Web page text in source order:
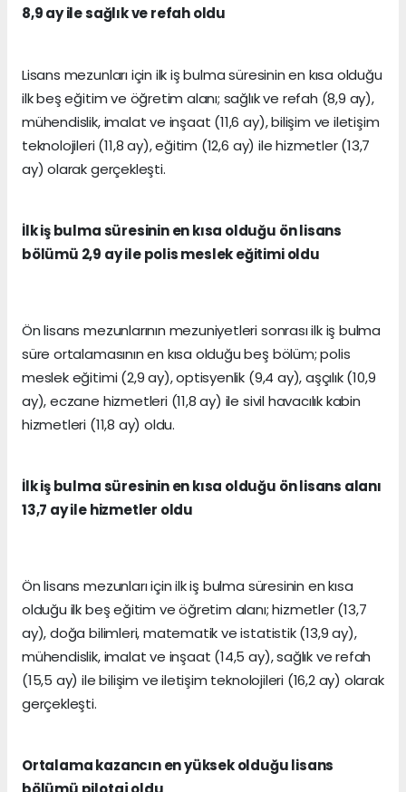
8,9 ay ile sağlık ve refah oldu
Lisans mezunları için ilk iş bulma süresinin en kısa olduğu
ilk beş eğitim ve öğretim alanı; sağlık ve refah (8,9 ay),
mühendislik, imalat ve inşaat (11,6 ay), bilişim ve iletişim
teknolojileri (11,8 ay), eğitim (12,6 ay) ile hizmetler (13,7
ay) olarak gerçekleşti.
İlk iş bulma süresinin en kısa olduğu ön lisans
bölümü 2,9 ay ile polis meslek eğitimi oldu
Ön lisans mezunlarının mezuniyetleri sonrası ilk iş bulma
süre ortalamasının en kısa olduğu beş bölüm; polis
meslek eğitimi (2,9 ay), optisyenlik (9,4 ay), aşçılık (10,9
ay), eczane hizmetleri (11,8 ay) ile sivil havacılık kabin
hizmetleri (11,8 ay) oldu.
İlk iş bulma süresinin en kısa olduğu ön lisans alanı
13,7 ay ile hizmetler oldu
Ön lisans mezunları için ilk iş bulma süresinin en kısa
olduğu ilk beş eğitim ve öğretim alanı; hizmetler (13,7
ay), doğa bilimleri, matematik ve istatistik (13,9 ay),
mühendislik, imalat ve inşaat (14,5 ay), sağlık ve refah
(15,5 ay) ile bilişim ve iletişim teknolojileri (16,2 ay) olarak
gerçekleşti.
Ortalama kazancın en yüksek olduğu lisans